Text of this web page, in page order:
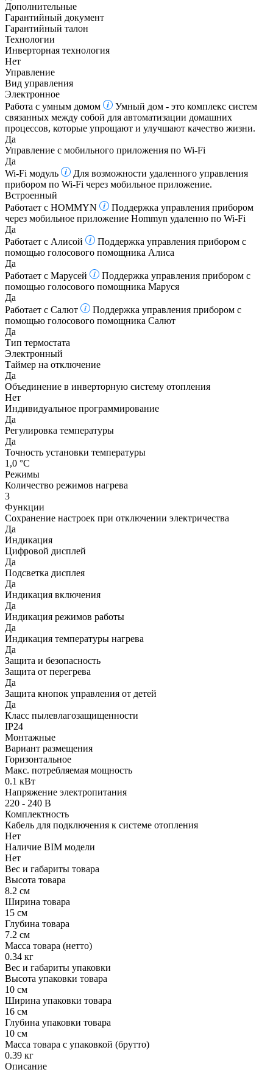
Дополнительные
Гарантийный документ
Гарантийный талон
Технологии
Инверторная технология
Нет
Управление
Вид управления
Электронное
Работа с умным домом
Умный дом - это комплекс систем
связанных между собой для автоматизации домашних
процессов, которые упрощают и улучшают качество жизни.
Да
Управление c мобильного приложения по Wi-Fi
Да
Wi-Fi модуль
Для возможности удаленного управления
прибором по Wi-Fi через мобильное приложение.
Встроенный
Работает с HOMMYN
Поддержка управления прибором
через мобильное приложение Hommyn удаленно по Wi-Fi
Да
Работает с Алисой
Поддержка управления прибором с
помощью голосового помощника Алиса
Да
Работает с Марусей
Поддержка управления прибором с
помощью голосового помощника Маруся
Да
Работает с Салют
Поддержка управления прибором с
помощью голосового помощника Салют
Да
Тип термостата
Электронный
Таймер на отключение
Да
Объединение в инверторную систему отопления
Нет
Индивидуальное программирование
Да
Регулировка температуры
Да
Точность установки температуры
1,0 °С
Режимы
Количество режимов нагрева
3
Функции
Сохранение настроек при отключении электричества
Да
Индикация
Цифровой дисплей
Да
Подсветка дисплея
Да
Индикация включения
Да
Индикация режимов работы
Да
Индикация температуры нагрева
Да
Защита и безопасность
Защита от перегрева
Да
Защита кнопок управления от детей
Да
Класс пылевлагозащищенности
IP24
Монтажные
Вариант размещения
Горизонтальное
Макс. потребляемая мощность
0.1 кВт
Напряжение электропитания
220 - 240 В
Комплектность
Кабель для подключения к системе отопления
Нет
Наличие BIM модели
Нет
Вес и габариты товара
Высота товара
8.2 см
Ширина товара
15 см
Глубина товара
7.2 см
Масса товара (нетто)
0.34 кг
Вес и габариты упаковки
Высота упаковки товара
10 см
Ширина упаковки товара
16 см
Глубина упаковки товара
10 см
Масса товара с упаковкой (брутто)
0.39 кг
Описание